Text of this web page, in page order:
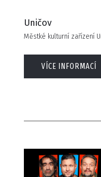
Uničov
Městké kulturní zařízení
VÍCE INFORMACÍ